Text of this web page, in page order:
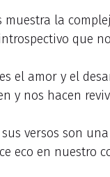
muestra la
que
el amor y el
y nos hacen
versos son
eco en nuestro